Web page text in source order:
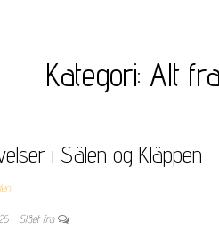
Kategori: Alt
i Sälen og Kläppen
Slået fra